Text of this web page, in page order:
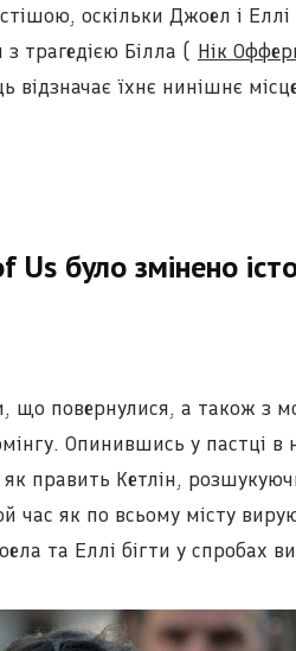
оскільки Джоел і
трагедією Білла ( Нік
відзначає їхнє нинішнє
було змінено
що повернулися, а також з
Опинившись у пастці в
як править Кетлін,
час як по всьому місту
та Еллі бігти у спробах